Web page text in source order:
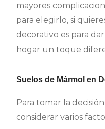
mayores
para elegirlo, si
decorativo es para
hogar un toque
Suelos de Mármol en
Para tomar la
considerar varios